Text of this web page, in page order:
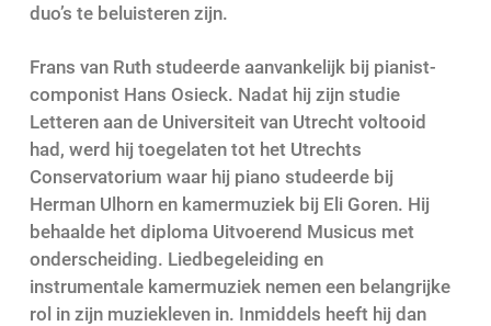
duo’s te beluisteren zijn.
Frans van Ruth studeerde aanvankelijk bij pianist-
componist Hans Osieck. Nadat hij zijn studie
Letteren aan de Universiteit van Utrecht voltooid
had, werd hij toegelaten tot het Utrechts
Conservatorium waar hij piano studeerde bij
Herman Ulhorn en kamermuziek bij Eli Goren. Hij
behaalde het diploma Uitvoerend Musicus met
onderscheiding. Liedbegeleiding en
instrumentale kamermuziek nemen een belangrijke
rol in zijn muziekleven in. Inmiddels heeft hij dan